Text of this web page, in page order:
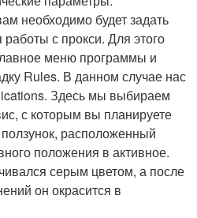
необходимо будет задать
с прокси. Для этого
меню программы и
Rules. В данном случае нас
Здесь мы выбираем
с которым вы планируете
расположенный
положения в активное.
серым цветом, а после
он окрасится в